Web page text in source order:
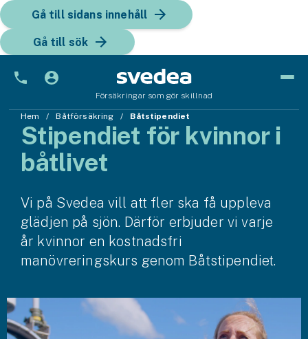
Gå till sidans innehåll
Gå till sök
Försäkringar som gör skillnad
Bil
Bilförsäkring
Fordon
Snöskoterförsäkring
ATV-försäkring
Släpvagnsförsäkring
Husvagnsförsäkring
Hem Båtförsäkring Båtstipendiet
Stipendiet för kvinnor i
båtlivet
Vi på Svedea vill att fler ska få uppleva
glädjen på sjön. Därför erbjuder vi varje
år kvinnor en kostnadsfri
manövreringskurs genom Båtstipendiet.